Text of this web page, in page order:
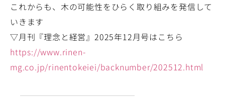
これからも、木の可能性をひらく取り組みを発信して
いきます
▽月刊『理念と経営』2025年12月号はこちら
https://www.rinen-
mg.co.jp/rinentokeiei/backnumber/202512.html